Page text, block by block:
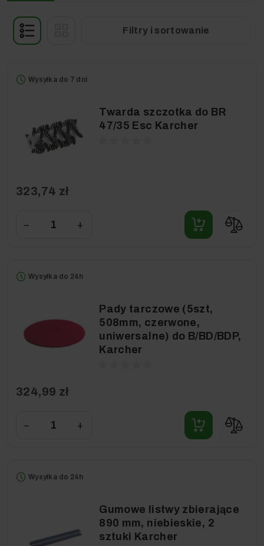
Filtry i sortowanie
Wysyłka do 7 dni
Twarda szczotka do BR
47/35 Esc Karcher
323,74 zł
− +
Wysyłka do 24h
Pady tarczowe (5szt,
508mm, czerwone,
uniwersalne) do B/BD/BDP,
Karcher
324,99 zł
− +
Wysyłka do 24h
Gumowe listwy zbierające
890 mm, niebieskie, 2
sztuki Karcher